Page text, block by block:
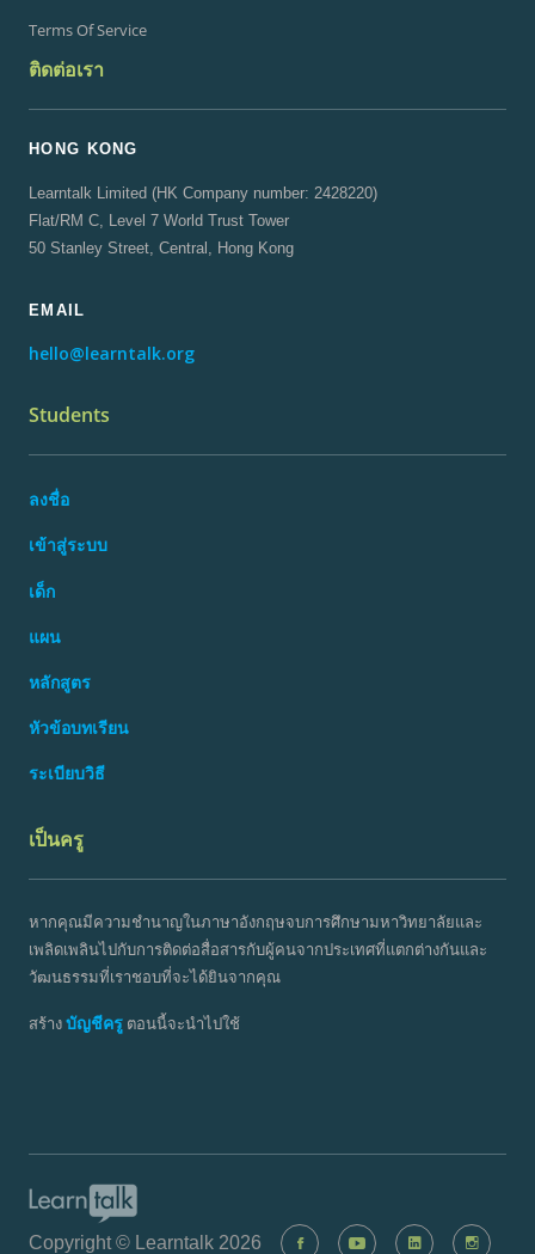
Terms Of Service
ติดต่อเรา
HONG KONG
Learntalk Limited (HK Company number: 2428220)
Flat/RM C, Level 7 World Trust Tower
50 Stanley Street, Central, Hong Kong
EMAIL
hello@learntalk.org
Students
ลงชื่อ
เข้าสู่ระบบ
เด็ก
แผน
หลักสูตร
หัวข้อบทเรียน
ระเบียบวิธี
เป็นครู
หากคุณมีความชำนาญในภาษาอังกฤษจบการศึกษามหาวิทยาลัยและ
เพลิดเพลินไปกับการติดต่อสื่อสารกับผู้คนจากประเทศที่แตกต่างกันและ
วัฒนธรรมที่เราชอบที่จะได้ยินจากคุณ
สร้างบัญชีครู ตอนนี้จะนำไปใช้
Copyright © Learntalk 2026